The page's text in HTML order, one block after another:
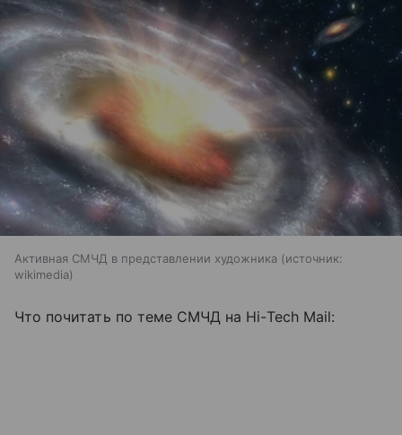
Активная СМЧД в представлении художника
источник:
wikimedia
Что почитать по теме СМЧД на Hi-Tech Mail: